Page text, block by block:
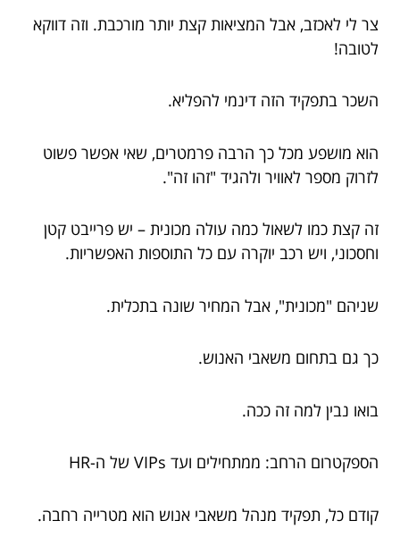
צר לי לאכזב, אבל המציאות קצת יותר מורכבת. וזה דווקא
לטובה!
השכר בתפקיד הזה דינמי להפליא.
הוא מושפע מכל כך הרבה פרמטרים, שאי אפשר פשוט
לזרוק מספר לאוויר ולהגיד "זהו זה".
זה קצת כמו לשאול כמה עולה מכונית – יש פרייבט קטן
וחסכוני, ויש רכב יוקרה עם כל התוספות האפשריות.
שניהם "מכונית", אבל המחיר שונה בתכלית.
כך גם בתחום משאבי האנוש.
בואו נבין למה זה ככה.
הספקטרום הרחב: ממתחילים ועד VIPs של ה-HR
קודם כל, תפקיד מנהל משאבי אנוש הוא מטרייה רחבה.